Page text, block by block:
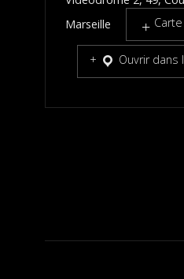
Marseille
Carte
Ouvrir dans